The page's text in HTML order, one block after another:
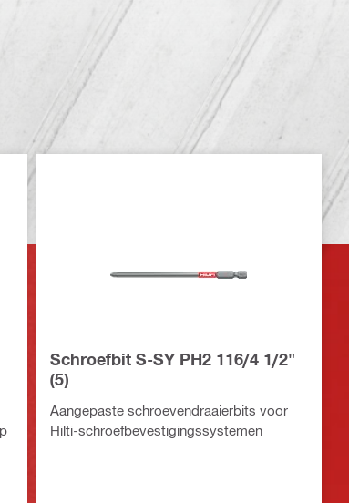
Schroefbit S-SY PH2 116/4 1/2"
(5)
Aangepaste schroevendraaierbits voor
Hilti-schroefbevestigingssystemen